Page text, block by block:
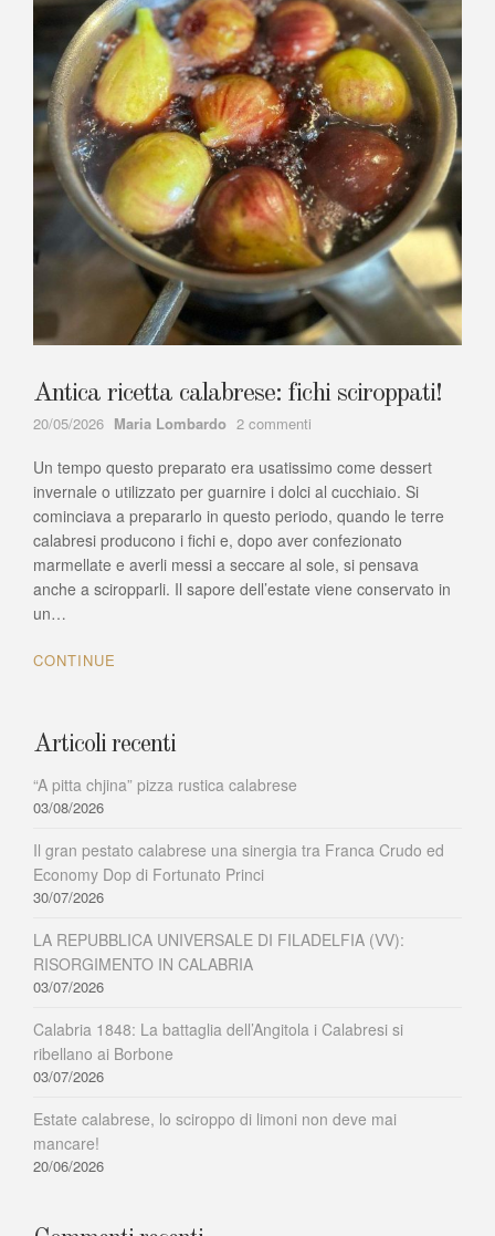
Antica ricetta calabrese: fichi sciroppati!
20/05/2026 Author
Maria Lombardo 2 commenti
ricetta
calabrese:
fichi
sciroppati!
Un tempo questo preparato era usatissimo come dessert
invernale o utilizzato per guarnire i dolci al cucchiaio. Si
cominciava a prepararlo in questo periodo, quando le terre
calabresi producono i fichi e, dopo aver confezionato
marmellate e averli messi a seccare al sole, si pensava
anche a sciropparli. Il sapore dell’estate viene conservato in
un…
CONTINUE
Articoli recenti
“A pitta chjina” pizza rustica calabrese
03/08/2026
Il gran pestato calabrese una sinergia tra Franca Crudo ed
Economy Dop di Fortunato Princi
30/07/2026
LA REPUBBLICA UNIVERSALE DI FILADELFIA (VV):
RISORGIMENTO IN CALABRIA
03/07/2026
Calabria 1848: La battaglia dell’Angitola i Calabresi si
ribellano ai Borbone
03/07/2026
Estate calabrese, lo sciroppo di limoni non deve mai
mancare!
20/06/2026